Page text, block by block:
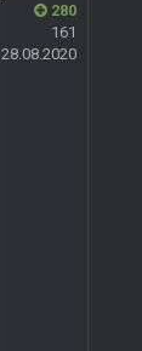
280
161
28.08.2020